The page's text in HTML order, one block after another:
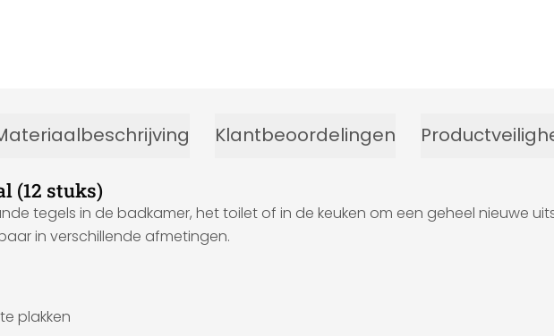
Klantbeoordelingen
(12 stuks)
tegels in de badkamer, het toilet of in de keuken om een geheel nieuwe
in verschillende afmetingen.
plakken